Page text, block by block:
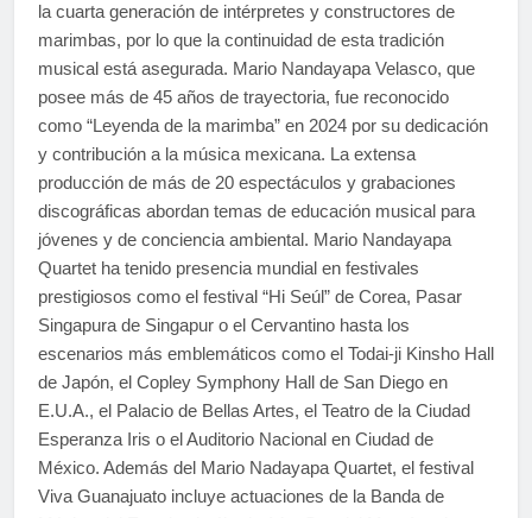
la cuarta generación de intérpretes y constructores de
marimbas, por lo que la continuidad de esta tradición
musical está asegurada. Mario Nandayapa Velasco, que
posee más de 45 años de trayectoria, fue reconocido
como “Leyenda de la marimba” en 2024 por su dedicación
y contribución a la música mexicana. La extensa
producción de más de 20 espectáculos y grabaciones
discográficas abordan temas de educación musical para
jóvenes y de conciencia ambiental. Mario Nandayapa
Quartet ha tenido presencia mundial en festivales
prestigiosos como el festival “Hi Seúl” de Corea, Pasar
Singapura de Singapur o el Cervantino hasta los
escenarios más emblemáticos como el Todai-ji Kinsho Hall
de Japón, el Copley Symphony Hall de San Diego en
E.U.A., el Palacio de Bellas Artes, el Teatro de la Ciudad
Esperanza Iris o el Auditorio Nacional en Ciudad de
México. Además del Mario Nadayapa Quartet, el festival
Viva Guanajuato incluye actuaciones de la Banda de